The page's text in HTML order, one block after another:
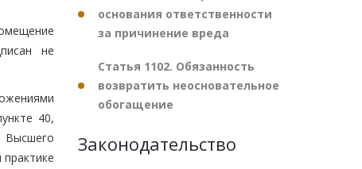
не
40,
основания ответственности
за причинение вреда
Статья 1102. Обязанность
возвратить неосновательное
обогащение
Законодательство